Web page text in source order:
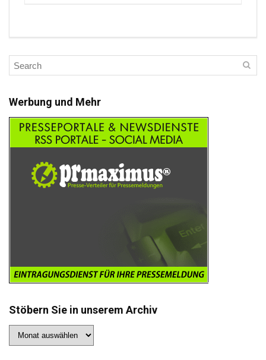
Werbung und Mehr
Stöbern Sie in unserem Archiv
Sie